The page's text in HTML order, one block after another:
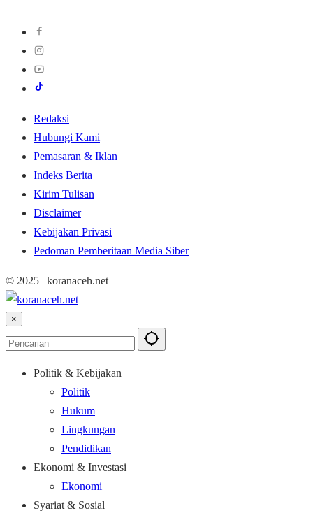
Redaksi
Hubungi Kami
Pemasaran & Iklan
Indeks Berita
Kirim Tulisan
Disclaimer
Kebijakan Privasi
Pedoman Pemberitaan Media Siber
© 2025 | koranaceh.net
×
Politik & Kebijakan
Politik
Hukum
Lingkungan
Pendidikan
Ekonomi & Investasi
Ekonomi
Syariat & Sosial